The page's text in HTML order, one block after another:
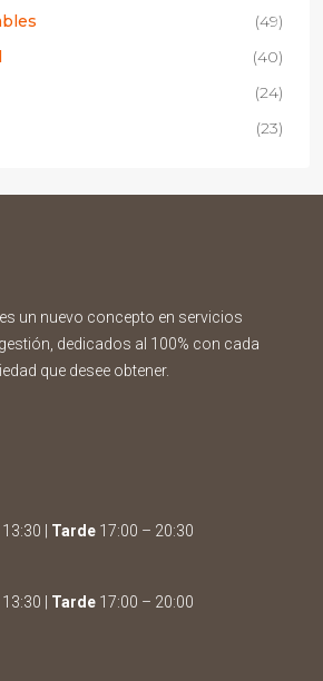
(49)
(40)
(24)
(23)
un nuevo concepto en servicios
dedicados al 100% con cada
que desee obtener.
| Tarde 17:00 – 20:30
| Tarde 17:00 – 20:00